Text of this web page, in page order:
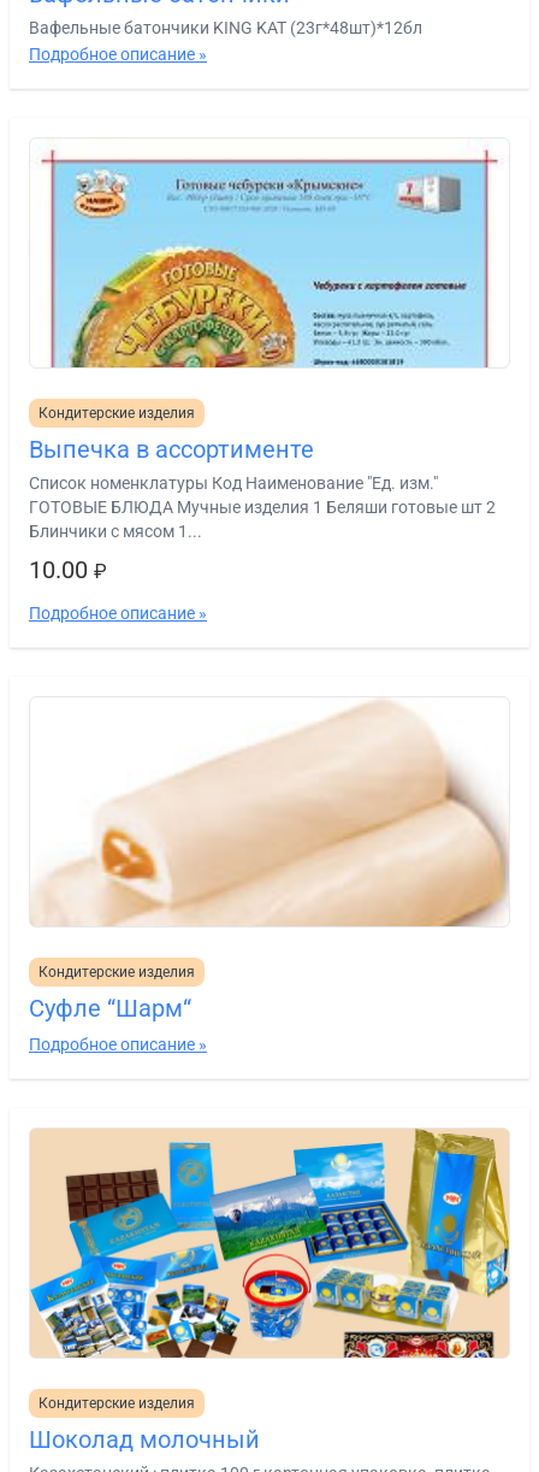
Вафельные батончики KING KAT (23г*48шт)*12бл
Подробное описание »
Кондитерские изделия
Выпечка в ассортименте
Список номенклатуры Код Наименование "Ед. изм."
ГОТОВЫЕ БЛЮДА Мучные изделия 1 Беляши готовые шт 2
Блинчики с мясом 1...
10.00 ₽
Подробное описание »
Кондитерские изделия
Суфле “Шарм“
Подробное описание »
Кондитерские изделия
Шоколад молочный